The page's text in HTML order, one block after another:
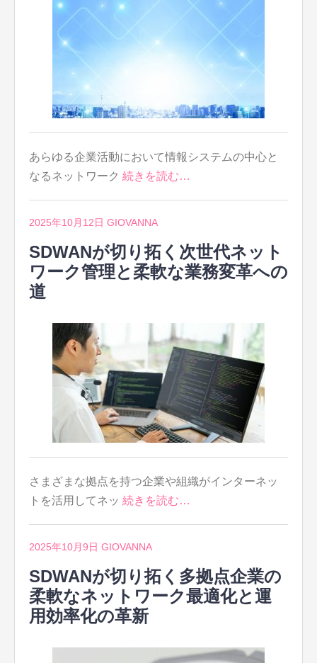
あらゆる企業活動において情報システムの中心と
なるネットワーク 続きを読む…
2025年10月12日 GIOVANNA
SDWANが切り拓く次世代ネット
ワーク管理と柔軟な業務変革への
道
さまざまな拠点を持つ企業や組織がインターネッ
トを活用してネッ 続きを読む…
2025年10月9日 GIOVANNA
SDWANが切り拓く多拠点企業の
柔軟なネットワーク最適化と運
用効率化の革新